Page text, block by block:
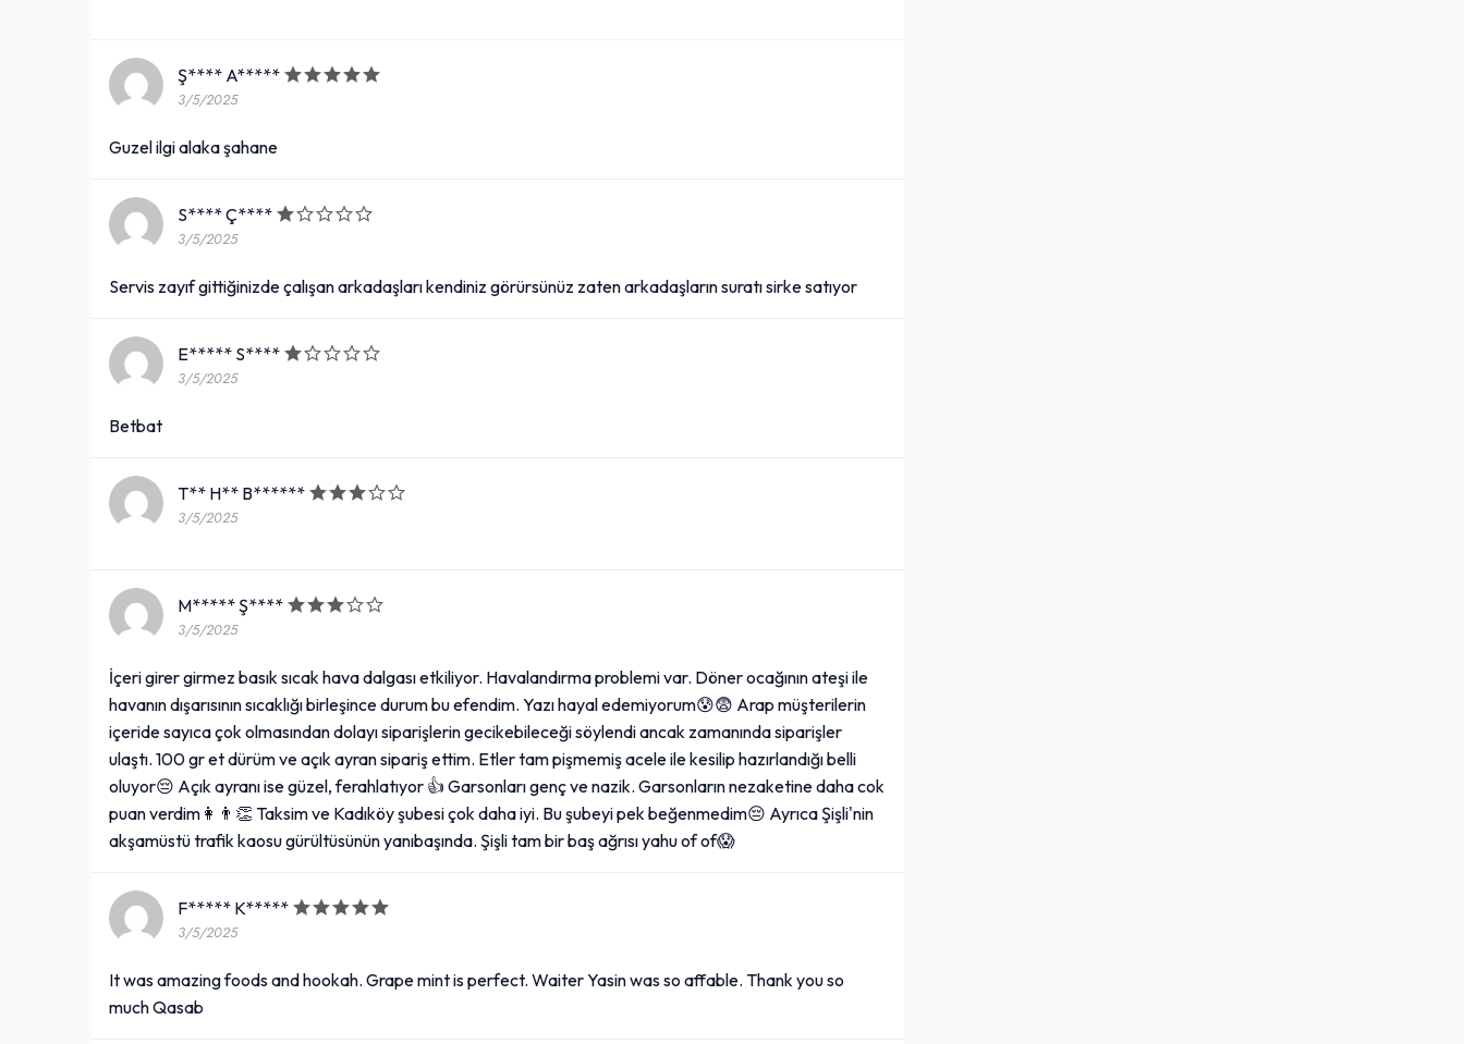
Ş**** A*****
3/5/2025
Guzel ilgi alaka şahane
S**** Ç****
3/5/2025
Servis zayıf gittiğinizde çalışan arkadaşları kendiniz görürsünüz zaten arkadaşların suratı sirke satıyor
E***** S****
3/5/2025
Betbat
T** H** B******
3/5/2025
M***** Ş****
3/5/2025
İçeri girer girmez basık sıcak hava dalgası etkiliyor. Havalandırma problemi var. Döner ocağının ateşi ile
havanın dışarısının sıcaklığı birleşince durum bu efendim. Yazı hayal edemiyorum😰😨 Arap müşterilerin
içeride sayıca çok olmasından dolayı siparişlerin gecikebileceği söylendi ancak zamanında siparişler
ulaştı. 100 gr et dürüm ve açık ayran sipariş ettim. Etler tam pişmemiş acele ile kesilip hazırlandığı belli
oluyor😔 Açık ayranı ise güzel, ferahlatıyor 👍 Garsonları genç ve nazik. Garsonların nezaketine daha cok
puan verdim👩👨👏 Taksim ve Kadıköy şubesi çok daha iyi. Bu şubeyi pek beğenmedim😔 Ayrıca Şişli'nin
akşamüstü trafik kaosu gürültüsünün yanıbaşında. Şişli tam bir baş ağrısı yahu of of😱
F***** K*****
3/5/2025
It was amazing foods and hookah. Grape mint is perfect. Waiter Yasin was so affable. Thank you so
much Qasab